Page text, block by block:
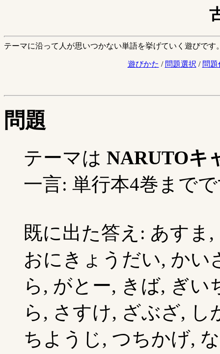
テーマに沿って人が思いつかない単語を挙げていく遊びです
遊びかた / 問題選択 / 問題
問題
テーマは NARUTOキ
一言: 単行本4巻まで
既に出た答え: あすま
おにきょうだい, かい
ら, がとー, きば, ぎ
ら, さすけ, ざぶざ,
ちようじ, つちかげ,